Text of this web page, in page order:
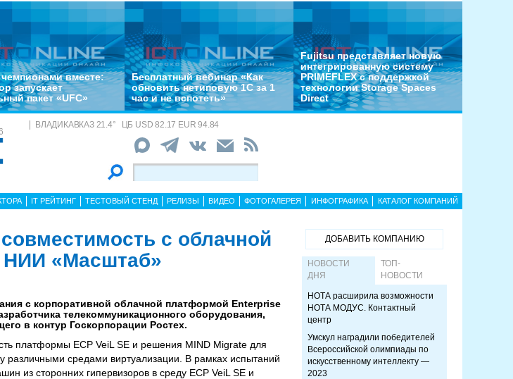
вместе:
запускает
пакет «UFC»
Бесплатный вебинар «Как
обновить нетиповую 1С за 1
час и не вспотеть»
Fujitsu представляет новую
интегрированную систему
PRIMEFLEX с поддержкой
технологии Storage Spaces
Direct
ВЛАДИКАВКАЗ 21.4° ЦБ USD 82.17 EUR 94.84
IT РЕЙТИНГ ТЕСТОВЫЙ СТЕНД РЕЛИЗЫ ВИДЕО ФОТОГАЛЕРЕЯ ИНФОГРАФИКА КАТАЛОГ КОМПАНИЙ
с облачной
НИИ «Масштаб»
с корпоративной облачной платформой Enterprise
телекоммуникационного оборудования,
в контур Госкорпорации Ростех.
платформы ECP VeiL SE и решения MIND Migrate для
средами виртуализации. В рамках испытаний
из сторонних гипервизоров в среду ECP VeiL SE и
ДОБАВИТЬ КОМПАНИЮ
НОВОСТИ
ДНЯ
ТОП-
НОВОСТИ
НОТА расширила возможности
НОТА МОДУС. Контактный
центр
Умскул наградили победителей
Всероссийской олимпиады по
искусственному интеллекту —
2023